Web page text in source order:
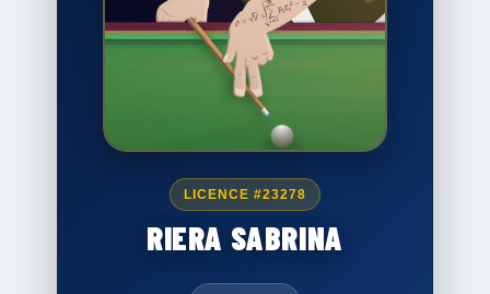
LICENCE #23278
RIERA SABRINA